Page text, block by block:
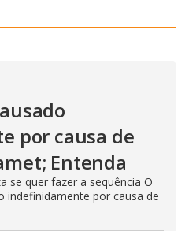
por causa de
Entenda
se quer fazer a sequência O
indefinidamente por causa de